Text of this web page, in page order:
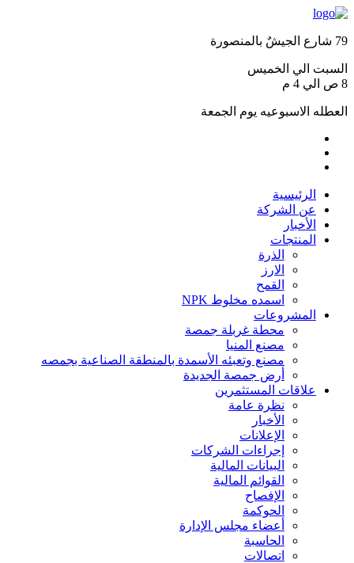
79 شارع الجيشٌ بالمنصورة
السبت الي الخميس
8 ص الي 4 م
العطله الاسبوعيه يوم الجمعة
الرئيسية
عن الشركة
الأخبار
المنتجات
الذرة
الارز
القمح
اسمده مخلوط NPK
المشروعات
محطة غربلة جمصة
مصنع المنيا
مصنع وتعبئه الأسمدة بالمنطقة الصناعية بجمصه
أرض جمصة الجديدة
علاقات المستثمرين
نظرة عامة
الأخبار
الإعلانات
إجراءات الشركات
البيانات المالية
القوائم المالية
الإفصاح
الحوكمة
أعضاء مجلس الإدارة
الحاسبة
اتصالات